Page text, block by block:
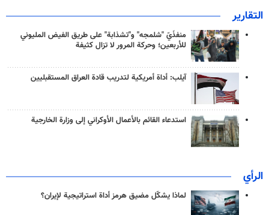
التقارير
منفذَيّ "شلمجه" و"تشذابة" على طريق الفيض المليوني
للأربعين؛ وحركة المرور لا تزال كثيفة
آيلب: أداة أمريكية لتدريب قادة العراق المستقبليين
استدعاء القائم بالأعمال الأوكراني إلى وزارة الخارجية
الرأي
لماذا يشكّل مضيق هرمز أداة استراتيجية لإيران؟